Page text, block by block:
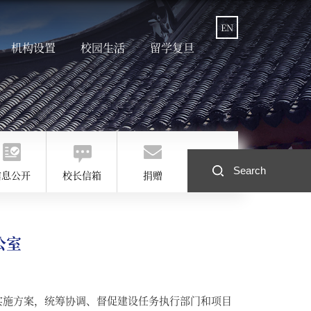
EN
机构设置 校园生活 留学复旦
公开 校长信箱 捐赠
室
案，统筹协调、督促建设任务执行部门和项目